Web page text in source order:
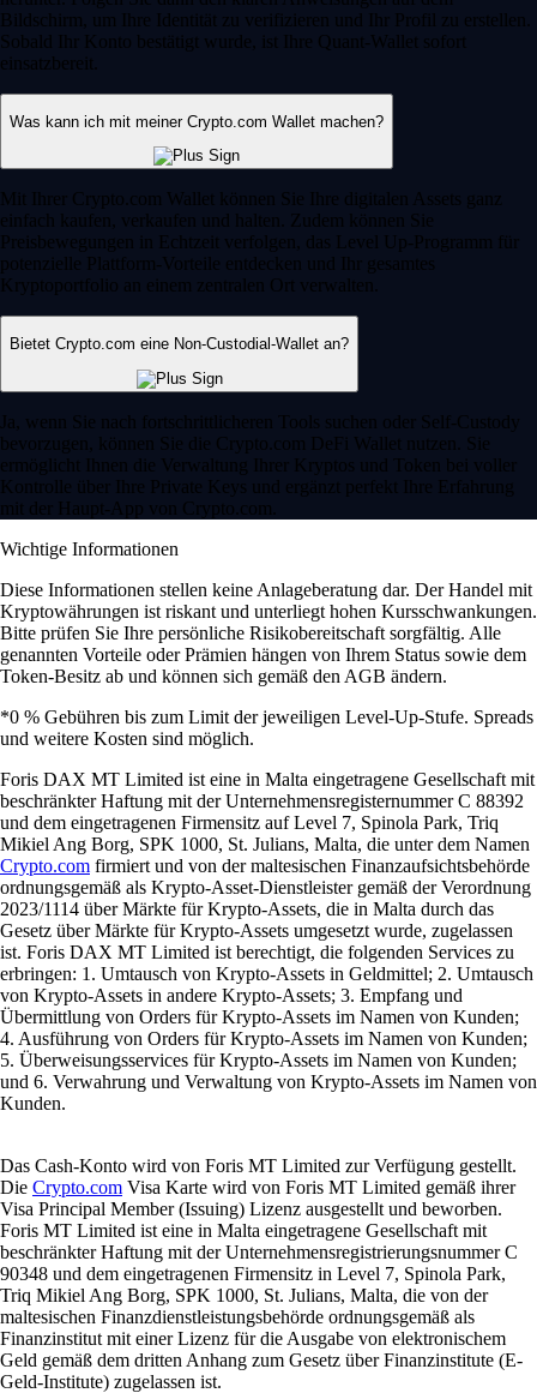
Bildschirm, um Ihre Identität zu verifizieren und Ihr Profil zu erstellen.
Sobald Ihr Konto bestätigt wurde, ist Ihre Quant-Wallet sofort
einsatzbereit.
Was kann ich mit meiner Crypto.com Wallet machen?
Mit Ihrer Crypto.com Wallet können Sie Ihre digitalen Assets ganz
einfach kaufen, verkaufen und halten. Zudem können Sie
Preisbewegungen in Echtzeit verfolgen, das Level Up-Programm für
potenzielle Plattform-Vorteile entdecken und Ihr gesamtes
Kryptoportfolio an einem zentralen Ort verwalten.
Bietet Crypto.com eine Non-Custodial-Wallet an?
Ja, wenn Sie nach fortschrittlicheren Tools suchen oder Self-Custody
bevorzugen, können Sie die Crypto.com DeFi Wallet nutzen. Sie
ermöglicht Ihnen die Verwaltung Ihrer Kryptos und Token bei voller
Kontrolle über Ihre Private Keys und ergänzt perfekt Ihre Erfahrung
mit der Haupt-App von Crypto.com.
Wichtige Informationen
Diese Informationen stellen keine Anlageberatung dar. Der Handel mit
Kryptowährungen ist riskant und unterliegt hohen Kursschwankungen.
Bitte prüfen Sie Ihre persönliche Risikobereitschaft sorgfältig. Alle
genannten Vorteile oder Prämien hängen von Ihrem Status sowie dem
Token-Besitz ab und können sich gemäß den AGB ändern.
*0 % Gebühren bis zum Limit der jeweiligen Level-Up-Stufe. Spreads
und weitere Kosten sind möglich.
Foris DAX MT Limited ist eine in Malta eingetragene Gesellschaft mit
beschränkter Haftung mit der Unternehmensregisternummer C 88392
und dem eingetragenen Firmensitz auf Level 7, Spinola Park, Triq
Mikiel Ang Borg, SPK 1000, St. Julians, Malta, die unter dem Namen
Crypto.com firmiert und von der maltesischen Finanzaufsichtsbehörde
ordnungsgemäß als Krypto-Asset-Dienstleister gemäß der Verordnung
2023/1114 über Märkte für Krypto-Assets, die in Malta durch das
Gesetz über Märkte für Krypto-Assets umgesetzt wurde, zugelassen
ist. Foris DAX MT Limited ist berechtigt, die folgenden Services zu
erbringen: 1. Umtausch von Krypto-Assets in Geldmittel; 2. Umtausch
von Krypto-Assets in andere Krypto-Assets; 3. Empfang und
Übermittlung von Orders für Krypto-Assets im Namen von Kunden;
4. Ausführung von Orders für Krypto-Assets im Namen von Kunden;
5. Überweisungsservices für Krypto-Assets im Namen von Kunden;
und 6. Verwahrung und Verwaltung von Krypto-Assets im Namen von
Kunden.
Das Cash-Konto wird von Foris MT Limited zur Verfügung gestellt.
Die Crypto.com Visa Karte wird von Foris MT Limited gemäß ihrer
Visa Principal Member (Issuing) Lizenz ausgestellt und beworben.
Foris MT Limited ist eine in Malta eingetragene Gesellschaft mit
beschränkter Haftung mit der Unternehmensregistrierungsnummer C
90348 und dem eingetragenen Firmensitz in Level 7, Spinola Park,
Triq Mikiel Ang Borg, SPK 1000, St. Julians, Malta, die von der
maltesischen Finanzdienstleistungsbehörde ordnungsgemäß als
Finanzinstitut mit einer Lizenz für die Ausgabe von elektronischem
Geld gemäß dem dritten Anhang zum Gesetz über Finanzinstitute (E-
Geld-Institute) zugelassen ist.